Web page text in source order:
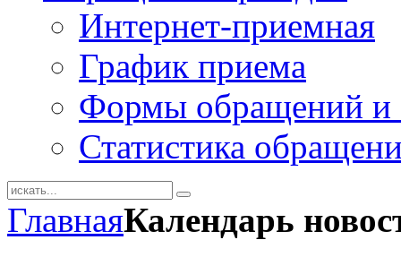
Интернет-приемная
График приема
Формы обращений и
Статистика
ГлавнаяКалендарь